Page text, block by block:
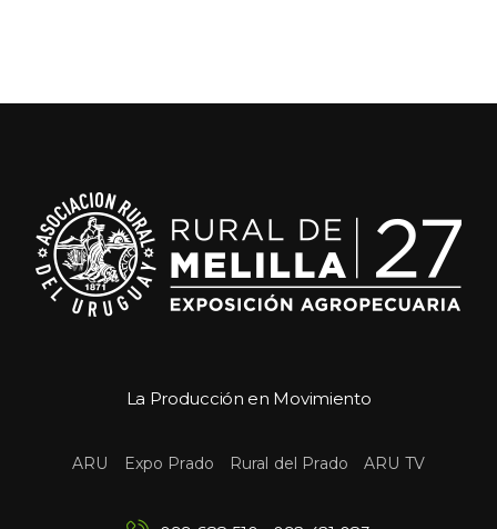
La Producción en Movimiento
ARU Expo Prado Rural del Prado ARU TV